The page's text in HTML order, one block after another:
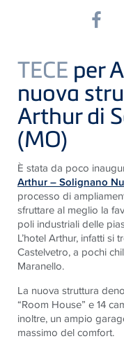
TECE per
nuova
Arthur di
(MO)
È stata da poco
Arthur – Solignano
processo di
sfruttare al meglio la
poli industriali delle
L’hotel Arthur, infatti si
Castelvetro, a pochi
Maranello.
La nuova struttura
“Room House” e 14
inoltre, un ampio
massimo del comfort.